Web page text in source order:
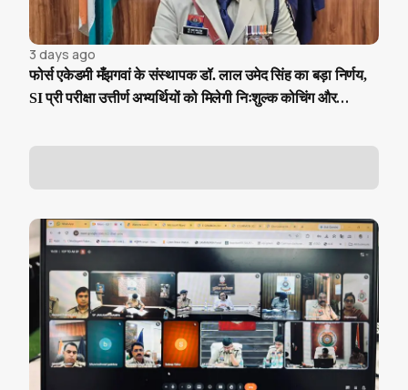
3 days ago
फोर्स एकेडमी मँझगवां के संस्थापक डॉ. लाल उमेद सिंह का बड़ा निर्णय,
SI प्री परीक्षा उत्तीर्ण अभ्यर्थियों को मिलेगी निःशुल्क कोचिंग और